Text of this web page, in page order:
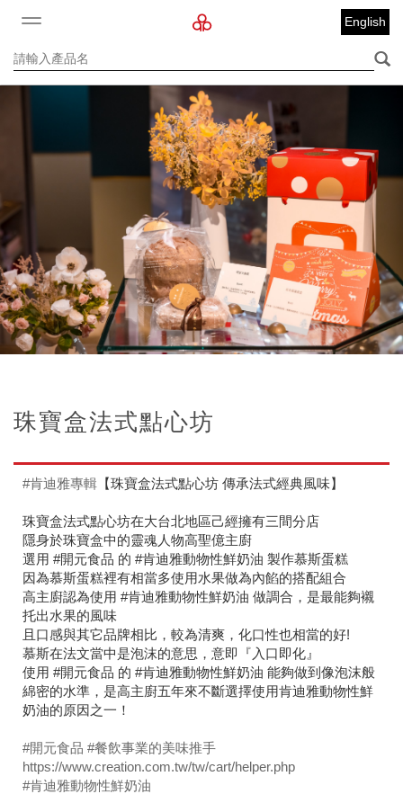
English
珠寶盒法式點心坊
#肯迪雅專輯 【珠寶盒法式點心坊 傳承法式經典風味】
珠寶盒法式點心坊在大台北地區己經擁有三間分店
隱身於珠寶盒中的靈魂人物高聖億主廚
選用 #開元食品 的 #肯迪雅動物性鮮奶油 製作慕斯蛋糕
因為慕斯蛋糕裡有相當多使用水果做為內餡的搭配組合
高主廚認為使用 #肯迪雅動物性鮮奶油 做調合，是最能夠襯
托出水果的風味
且口感與其它品牌相比，較為清爽，化口性也相當的好!
慕斯在法文當中是泡沫的意思，意即『入口即化』
使用 #開元食品 的 #肯迪雅動物性鮮奶油 能夠做到像泡沫般
綿密的水準，是高主廚五年來不斷選擇使用肯迪雅動物性鮮
奶油的原因之一！
#開元食品 #餐飲事業的美味推手
https://www.creation.com.tw/tw/cart/helper.php
#肯迪雅動物性鮮奶油